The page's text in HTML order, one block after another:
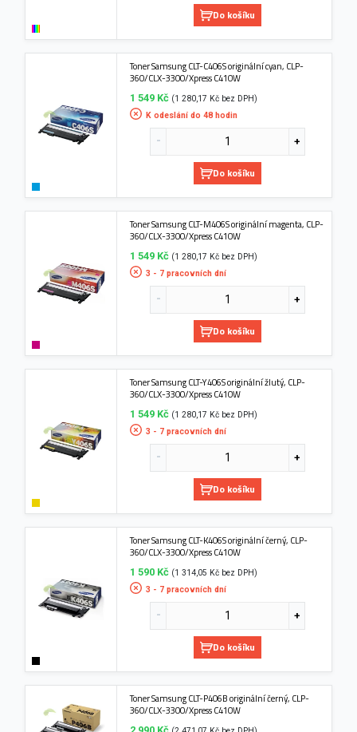
Do košíku
Toner Samsung CLT-C406S originální cyan, CLP-
360/CLX-3300/Xpress C410W
1 549 Kč (1 280,17 Kč bez DPH)
K odeslání do 48 hodin
Do košíku
Toner Samsung CLT-M406S originální magenta, CLP-
360/CLX-3300/Xpress C410W
1 549 Kč (1 280,17 Kč bez DPH)
3 - 7 pracovních dní
Do košíku
Toner Samsung CLT-Y406S originální žlutý, CLP-
360/CLX-3300/Xpress C410W
1 549 Kč (1 280,17 Kč bez DPH)
3 - 7 pracovních dní
Do košíku
Toner Samsung CLT-K406S originální černý, CLP-
360/CLX-3300/Xpress C410W
1 590 Kč (1 314,05 Kč bez DPH)
3 - 7 pracovních dní
Do košíku
Toner Samsung CLT-P406B originální černý, CLP-
360/CLX-3300/Xpress C410W